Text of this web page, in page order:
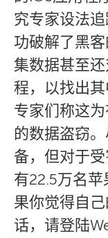
究专家设法
功破解了黑
集数据甚至
程，以找出
专家们称这
的数据盗窃
备，但对于
有22.5万名
果你觉得自
话，请登陆